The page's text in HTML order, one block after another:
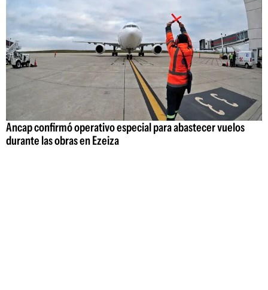
Ancap confirmó operativo especial para abastecer vuelos
durante las obras en Ezeiza